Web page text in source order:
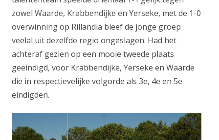
zowel Waarde, Krabbendijke en Yerseke, met de 1-0
overwinning op Rillandia bleef de jonge groep
veelal uit dezelfde regio ongeslagen. Had het
achteraf gezien op een mooie tweede plaats
geëindigd, voor Krabbendijke, Yerseke en Waarde
die in respectievelijke volgorde als 3e, 4e en 5e
eindigden.